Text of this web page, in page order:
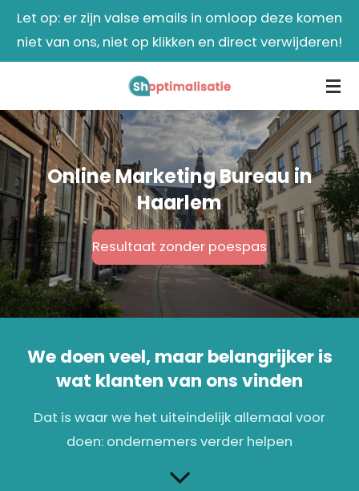
Ga
direct
naar
hoofdinhoud
Let op: er zijn valse emails in omloop deze komen
niet van ons, niet op klikken en direct verwijderen!
Online Marketing Bureauin
Haarlem
Resultaat zonder poespas
We doen veel, maar belangrijker is
wat klanten van ons vinden
Dat is waar we het uiteindelijk allemaal voor
doen: ondernemers verder helpen